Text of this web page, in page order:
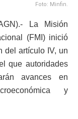
Foto: Minfin.
La Misión
(FMI) inició
del artículo IV, un
que autoridades
avances en
y